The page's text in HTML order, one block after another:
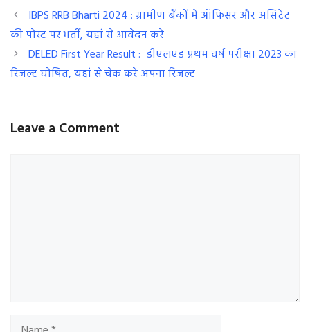
IBPS RRB Bharti 2024 : ग्रामीण बैंकों में ऑफिसर और असिटेंट
की पोस्ट पर भर्ती, यहां से आवेदन करे
DELED First Year Result : डीएलएड प्रथम वर्ष परीक्षा 2023 का
रिजल्ट घोषित, यहां से चेक करे अपना रिजल्ट
Leave a Comment
Name